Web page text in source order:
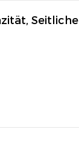
Seitliche